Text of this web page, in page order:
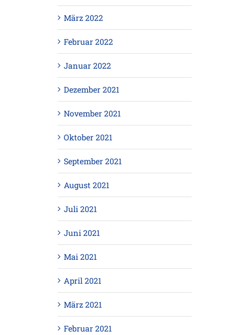
März 2022
Februar 2022
Januar 2022
Dezember 2021
November 2021
Oktober 2021
September 2021
August 2021
Juli 2021
Juni 2021
Mai 2021
April 2021
März 2021
Februar 2021